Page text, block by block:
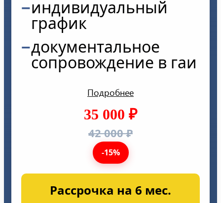
индивидуальный
график
документальное
сопровождение в гаи
Подробнее
35 000 ₽
42 000 ₽
-15%
Рассрочка на 6 мес.